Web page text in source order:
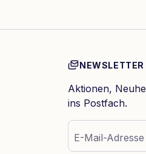
NEWSLETTER
Aktionen,
ins Postfach.
E-Mail-Adresse